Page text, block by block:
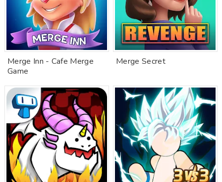
Merge Inn - Cafe Merge
Game
Merge Secret